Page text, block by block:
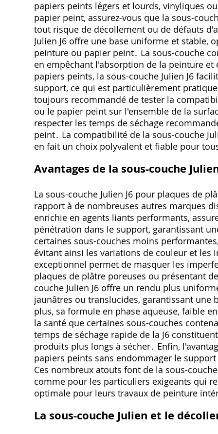
papiers peints légers et lourds‚ vinyliques
papier peint‚ assurez-vous que la sous-
tout risque de décollement ou de défauts
Julien J6 offre une base uniforme et
peinture ou papier peint․ La sous-couche
en empêchant l'absorption de la peinture
papiers peints‚ la sous-couche Julien J6
support‚ ce qui est particulièrement
toujours recommandé de tester la
ou le papier peint sur l'ensemble de la
respecter les temps de séchage
peint․ La compatibilité de la sous-couche
en fait un choix polyvalent et fiable pour
Avantages de la sous-couche
La sous-couche Julien J6 pour plaques de
rapport à de nombreuses autres marques
enrichie en agents liants performants‚
pénétration dans le support‚ garantissant
certaines sous-couches moins
évitant ainsi les variations de couleur et
exceptionnel permet de masquer les
plaques de plâtre poreuses ou présentant
couche Julien J6 offre un rendu plus
jaunâtres ou translucides‚ garantissant
plus‚ sa formule en phase aqueuse‚ faible
la santé que certaines sous-couches
temps de séchage rapide de la J6
produits plus longs à sécher․ Enfin‚
papiers peints sans endommager le
Ces nombreux atouts font de la sous-
comme pour les particuliers exigeants qui
optimale pour leurs travaux de peinture
La sous-couche Julien et le